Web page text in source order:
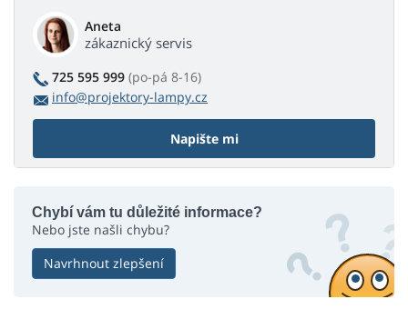
Aneta
zákaznický servis
725 595 999 (po-pá 8-16)
info@projektory-lampy.cz
Napište mi
Chybí vám tu důležité informace?
Nebo jste našli chybu?
Navrhnout zlepšení